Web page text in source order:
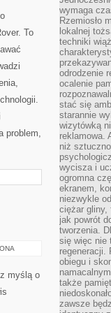
To
problem,
myślą o
wymaga
Rzemiosło
lokalnej
techniki
odrodzenie
ocalenie
stać się
starannie
wizytówką
reklamowa.
niż
wycisza i
ogromna
ekranem,
niezwykle
ciężar gliny,
jak powrót
tworzenia.
się więc nie
regeneracji.
obiegu i
także
zawsze